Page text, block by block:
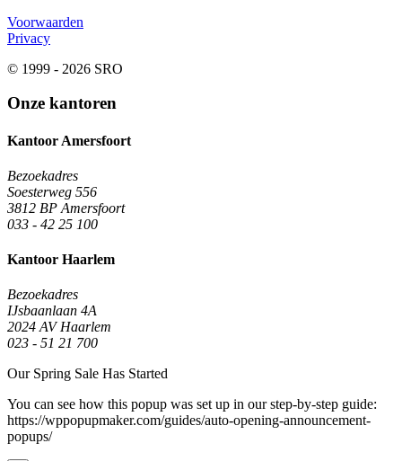
Voorwaarden
Privacy
© 1999 - 2026 SRO
Onze kantoren
Kantoor Amersfoort
Bezoekadres
Soesterweg 556
3812 BP Amersfoort
033 - 42 25 100
Kantoor Haarlem
Bezoekadres
IJsbaanlaan 4A
2024 AV Haarlem
023 - 51 21 700
Our Spring Sale Has Started
You can see how this popup was set up in our step-by-step guide:
https://wppopupmaker.com/guides/auto-opening-announcement-
popups/